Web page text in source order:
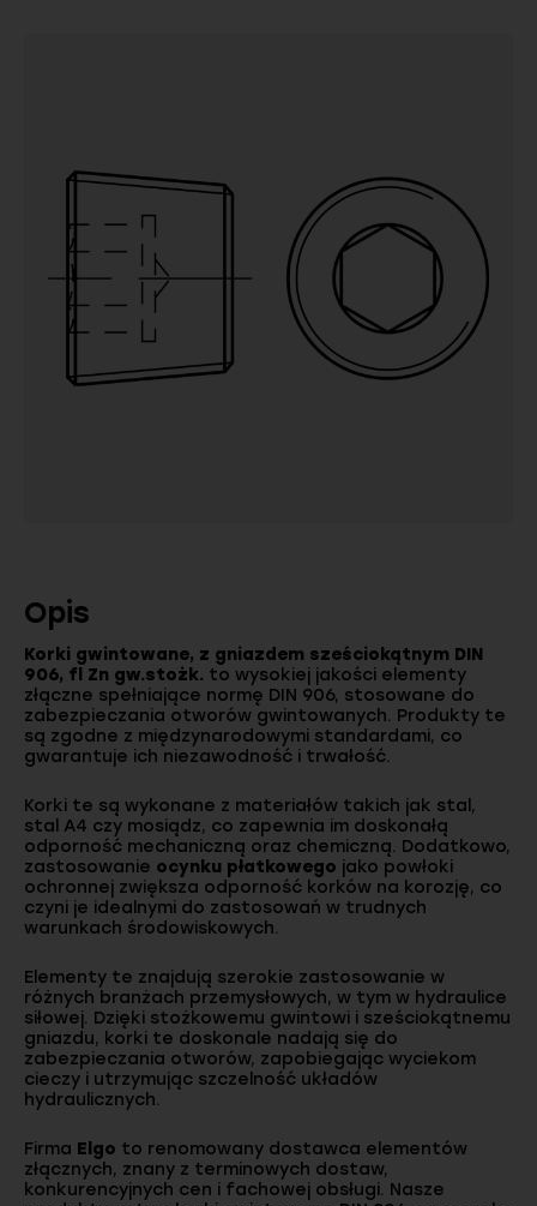
Opis
Korki gwintowane, z gniazdem sześciokątnym DIN
906, fl Zn gw.stożk. to wysokiej jakości elementy
złączne spełniające normę DIN 906, stosowane do
zabezpieczania otworów gwintowanych. Produkty te
są zgodne z międzynarodowymi standardami, co
gwarantuje ich niezawodność i trwałość.
Korki te są wykonane z materiałów takich jak stal,
stal A4 czy mosiądz, co zapewnia im doskonałą
odporność mechaniczną oraz chemiczną. Dodatkowo,
zastosowanie ocynku płatkowego jako powłoki
ochronnej zwiększa odporność korków na korozję, co
czyni je idealnymi do zastosowań w trudnych
warunkach środowiskowych.
Elementy te znajdują szerokie zastosowanie w
różnych branżach przemysłowych, w tym w hydraulice
siłowej. Dzięki stożkowemu gwintowi i sześciokątnemu
gniazdu, korki te doskonale nadają się do
zabezpieczania otworów, zapobiegając wyciekom
cieczy i utrzymując szczelność układów
hydraulicznych.
Firma Elgo to renomowany dostawca elementów
złącznych, znany z terminowych dostaw,
konkurencyjnych cen i fachowej obsługi. Nasze